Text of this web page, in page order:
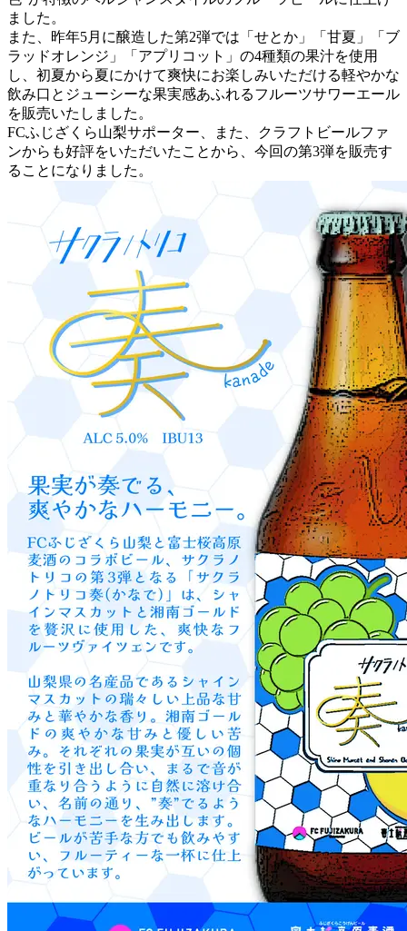
ました。
また、昨年5月に醸造した第2弾では「せとか」「甘夏」「ブ
ラッドオレンジ」「アプリコット」の4種類の果汁を使用
し、初夏から夏にかけて爽快にお楽しみいただける軽やかな
飲み口とジューシーな果実感あふれるフルーツサワーエール
を販売いたしました。
FCふじざくら山梨サポーター、また、クラフトビールファ
ンからも好評をいただいたことから、今回の第3弾を販売す
ることになりました。